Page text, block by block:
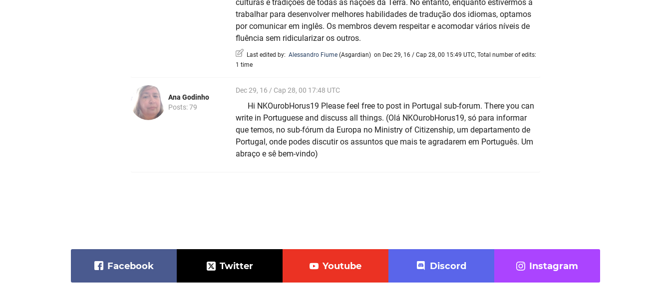
culturas e tradições de todas as nações da Terra. No entanto, enquanto estivermos a
trabalhar para desenvolver melhores habilidades de tradução dos idiomas, optamos
por comunicar em inglês. Os membros devem respeitar e acomodar vários níveis de
fluência sem ridicularizar os outros.
Last edited by: Alessandro Fiume (Asgardian) on Dec 29, 16 / Cap 28, 00 15:49 UTC, Total number of edits:
1 time
Ana Godinho
Posts: 79
Dec 29, 16 / Cap 28, 00 17:48 UTC
Hi NKOurobHorus19 Please feel free to post in Portugal sub-forum. There you can
write in Portuguese and discuss all things. (Olá NKOurobHorus19, só para informar
que temos, no sub-fórum da Europa no Ministry of Citizenship, um departamento de
Portugal, onde podes discutir os assuntos que mais te agradarem em Português. Um
abraço e sê bem-vindo)
Facebook Twitter Youtube Discord Instagram